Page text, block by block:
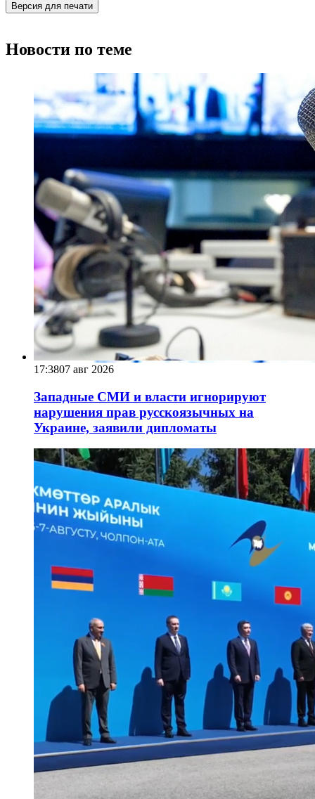
Версия для печати
Новости по теме
17:3807 авг 2026
Западные СМИ и власти игнорируют
нарушения прав русскоязычных на
Украине, заявили дипломаты